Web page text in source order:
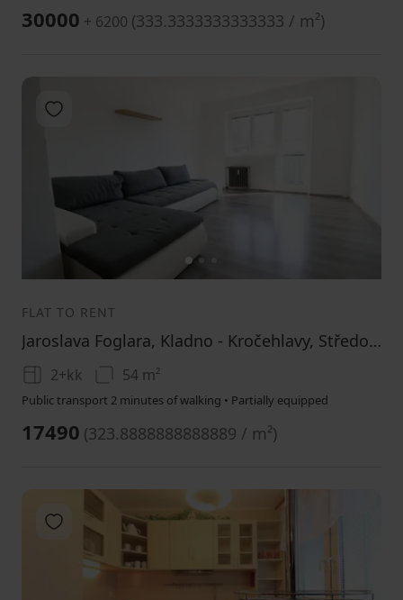
30000 + 6200 (333.3333333333333 / m²)
12
Add to favorites
FLAT TO RENT
Jaroslava Foglara, Kladno - Kročehlavy, Středočeský Region
2+kk 54 m²
Public transport 2 minutes of walking • Partially equipped
17490 (323.8888888888889 / m²)
Add to favorites